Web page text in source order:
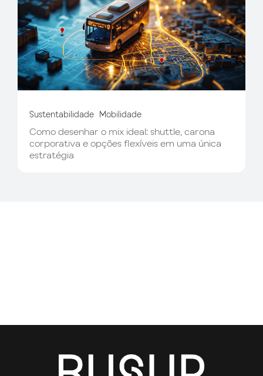
Sustentabilidade Mobilidade
Como desenhar o mix ideal: shuttle, carona
corporativa e opções flexíveis em uma única
estratégia